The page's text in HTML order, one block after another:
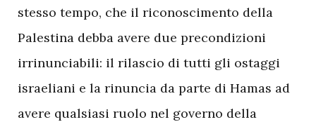
stesso tempo, che il riconoscimento della
Palestina debba avere due precondizioni
irrinunciabili: il rilascio di tutti gli ostaggi
israeliani e la rinuncia da parte di Hamas ad
avere qualsiasi ruolo nel governo della